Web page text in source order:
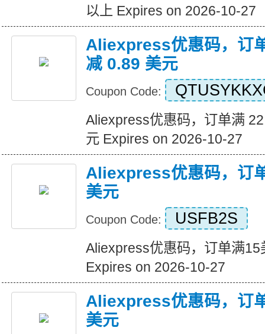
以上 Expires on 2026-10-27
Aliexpress优惠码，订
减 0.89 美元
Coupon Code:
Aliexpress优惠码，订单满
元 Expires on 2026-10-27
Aliexpress优惠码，订
美元
Coupon Code: USFB2S
Aliexpress优惠码，订单满15
Expires on 2026-10-27
Aliexpress优惠码，订
美元